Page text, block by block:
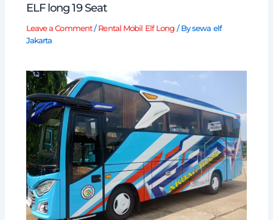
ELF long 19 Seat
Leave a Comment / Rental Mobil Elf Long / Bysewa elf
Jakarta